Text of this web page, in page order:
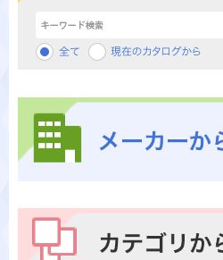
キーワード検索